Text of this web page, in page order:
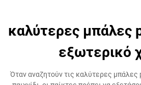
καλύτερες μπάλες
εξωτερικό
Όταν αναζητούν τις καλύτερες μπάλες